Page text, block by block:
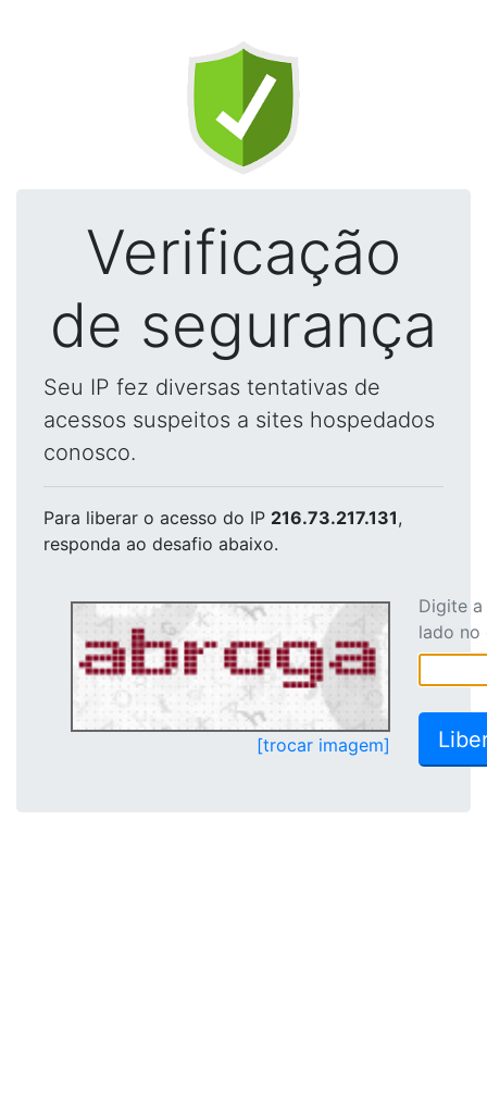
Verificação
de segurança
Seu IP fez diversas tentativas de
acessos suspeitos a sites hospedados
conosco.
Para liberar o acesso do IP 216.73.217.131,
responda ao desafio abaixo.
[trocar imagem]
Digite
lado no